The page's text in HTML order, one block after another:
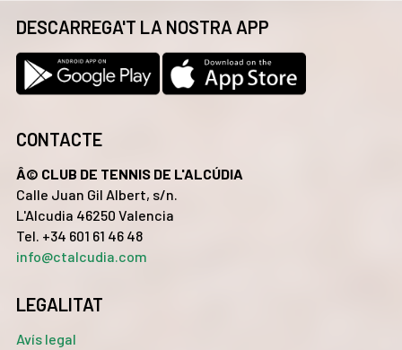
DESCARREGA'T LA NOSTRA APP
CONTACTE
Â© CLUB DE TENNIS DE L'ALCÚDIA
Calle Juan Gil Albert, s/n.
L'Alcudia 46250 Valencia
Tel. +34 601 61 46 48
info@ctalcudia.com
LEGALITAT
Avís legal